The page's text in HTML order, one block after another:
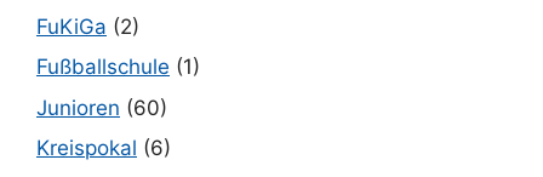
FuKiGa (2)
Fußballschule (1)
Junioren (60)
Kreispokal (6)